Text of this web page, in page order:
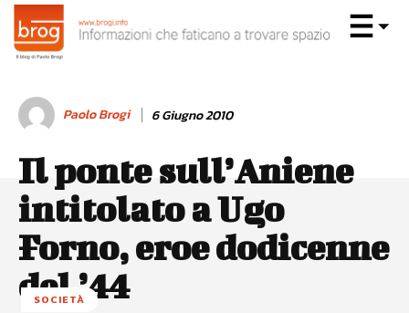
Paolo Brogi 6 Giugno 2010
Il ponte sull’Aniene
intitolato a Ugo
Forno, eroe dodicenne
del ’44
SOCIETÀ